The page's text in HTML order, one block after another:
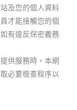
及您的個人資料
才能接觸您的個
有違反保密義務
供服務時，本網
必要檢查程序以